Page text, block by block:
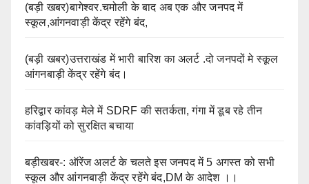
(बड़ी खबर)बागेश्वर.चमोली के बाद अब एक और जनपद में
स्कूल,आंगनवाड़ी केंद्र रहेंगे बंद,
(बड़ी खबर)उत्तराखंड में भारी बारिश का अलर्ट .दो जनपदों मे स्कूल
आंगनबाड़ी केंद्र रहेंगे बंद।
हरिद्वार कांवड़ मेले में SDRF की सतर्कता, गंगा में डूब रहे तीन
कांवड़ियों को सुरक्षित बचाया
बड़ीखबर-: ऑरेंज अलर्ट के चलते इस जनपद में 5 अगस्त को सभी
स्कूल और आंगनबाड़ी केंद्र रहेंगे बंद,DM के आदेश ।।